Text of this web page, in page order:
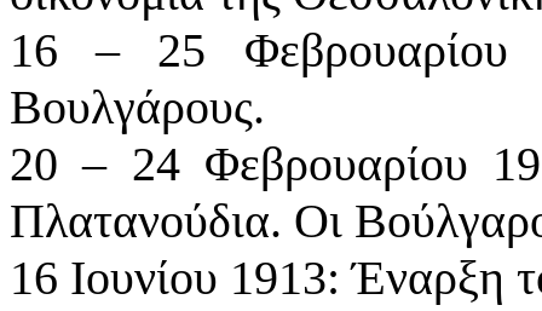
16 – 25 Φεβρουαρίου
Βουλγάρους.
20 – 24 Φεβρουαρίου
Πλατανούδια. Οι
16 Ιουνίου 1913: Έναρξη